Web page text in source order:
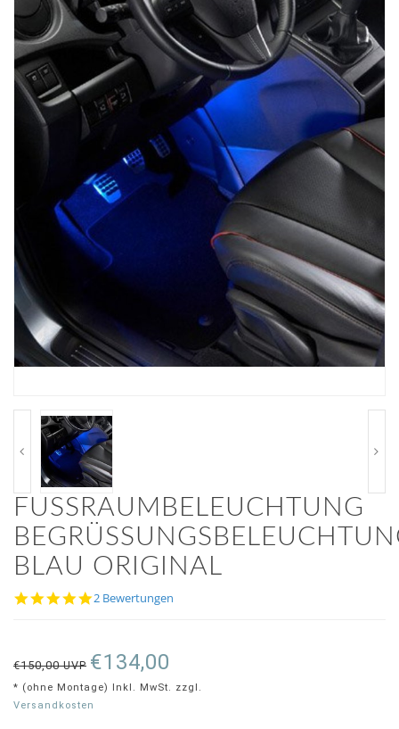
FUSSRAUMBELEUCHTUNG B
EGRÜSSUNGSBELEUCHTUNG
AU ORIGINAL
5.0
2 Bewertungen
€150,00 UVP €134,00
* (ohne Montage) Inkl. MwSt. zzgl.
Versandkosten